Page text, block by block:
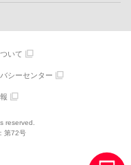
いて
シーセンター
reserved.
第72号